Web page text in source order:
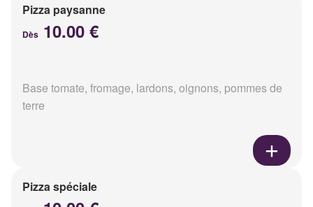
Pizza paysanne
Dès 10.00 €
Base tomate, fromage, lardons, oignons, pommes de
terre
Pizza spéciale